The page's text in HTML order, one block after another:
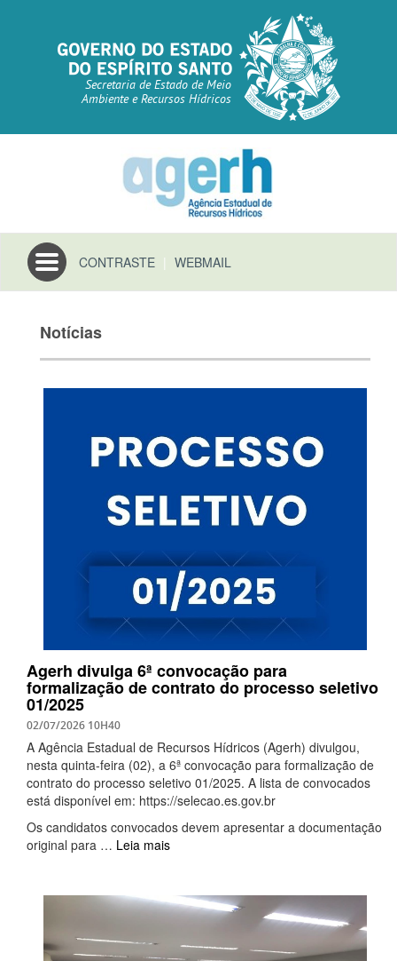
Secretaria de Estado de Meio
Ambiente e Recursos Hídricos
Toggle
navigation
CONTRASTE | WEBMAIL
Notícias
Agerh divulga 6ª convocação para
formalização de contrato do processo seletivo
01/2025
02/07/2026 10H40
A Agência Estadual de Recursos Hídricos (Agerh) divulgou,
nesta quinta-feira (02), a 6ª convocação para formalização de
contrato do processo seletivo 01/2025. A lista de convocados
está disponível em: https://selecao.es.gov.br
Os candidatos convocados devem apresentar a documentação
original para … Leia mais